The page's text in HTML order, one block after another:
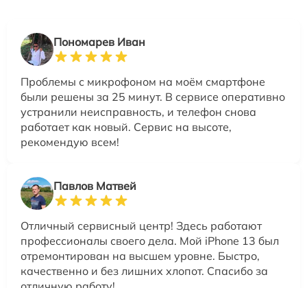
Пономарев Иван
Проблемы с микрофоном на моём смартфоне
были решены за 25 минут. В сервисе оперативно
устранили неисправность, и телефон снова
работает как новый. Сервис на высоте,
рекомендую всем!
Павлов Матвей
Отличный сервисный центр! Здесь работают
профессионалы своего дела. Мой iPhone 13 был
отремонтирован на высшем уровне. Быстро,
качественно и без лишних хлопот. Спасибо за